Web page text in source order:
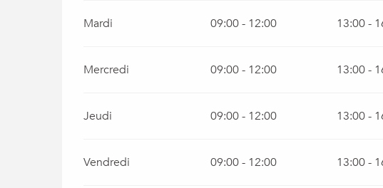
Mardi 09:00 - 12:00 13:00 -
Mercredi 09:00 - 12:00 13:00 -
Jeudi 09:00 - 12:00 13:00 -
Vendredi 09:00 - 12:00 13:00 -